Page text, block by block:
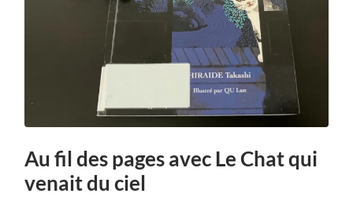
Au fil des pages avec Le Chat qui
venait du ciel